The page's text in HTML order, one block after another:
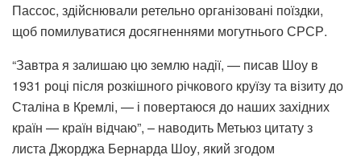
Пассос, здійснювали ретельно організовані поїздки,
щоб помилуватися досягненнями могутнього СРСР.
“Завтра я залишаю цю землю надії, — писав Шоу в
1931 році після розкішного річкового круїзу та візиту до
Сталіна в Кремлі, — і повертаюся до наших західних
країн — країн відчаю”, – наводить Метьюз цитату з
листа Джорджа Бернарда Шоу, який згодом